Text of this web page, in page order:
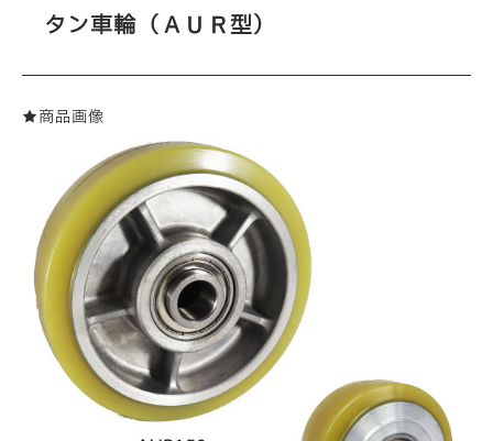
タン車輪（ＡＵＲ型）
★商品画像